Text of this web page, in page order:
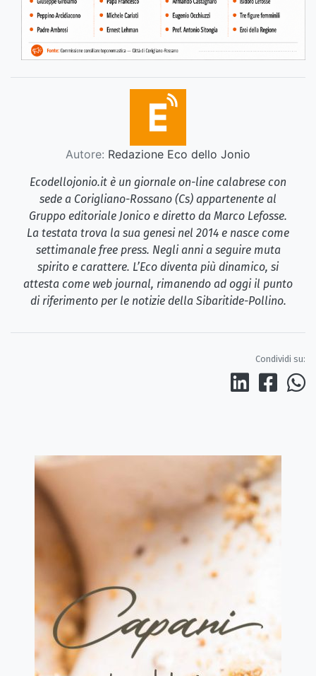
Autore: Redazione Eco dello Jonio
Ecodellojonio.it è un giornale on-line calabrese con
sede a Corigliano-Rossano (Cs) appartenente al
Gruppo editoriale Jonico e diretto da Marco Lefosse.
La testata trova la sua genesi nel 2014 e nasce come
settimanale free press. Negli anni a seguire muta
spirito e carattere. L’Eco diventa più dinamico, si
attesta come web journal, rimanendo ad oggi il punto
di riferimento per le notizie della Sibaritide-Pollino.
Condividi su: